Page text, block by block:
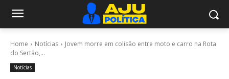
Home Notícias
Jovem morre em colisão entre moto e carro na Rota
do Sertão,...
Notícias